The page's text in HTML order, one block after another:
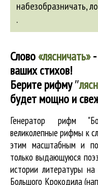
набезобразничать,
.
Слово«лясничать»-
ваших стихов!
Берите рифму″
будет мощно и
Генератор рифм
великолепныерифмы к
этим масштабным и
только выдающуюся
истории литературы
Большого Крокодила